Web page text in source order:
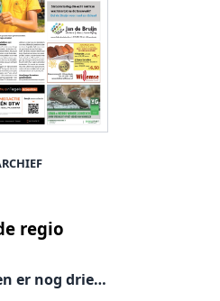
regio
er nog drie…